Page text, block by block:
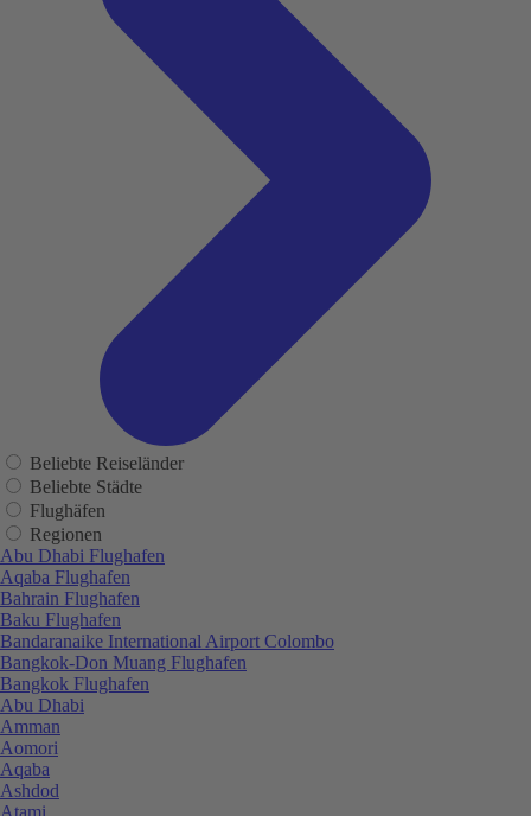
Beliebte Reiseländer
Beliebte Städte
Flughäfen
Regionen
Abu Dhabi Flughafen
Aqaba Flughafen
Bahrain Flughafen
Baku Flughafen
Bandaranaike International Airport Colombo
Bangkok-Don Muang Flughafen
Bangkok Flughafen
Abu Dhabi
Amman
Aomori
Aqaba
Ashdod
Atami